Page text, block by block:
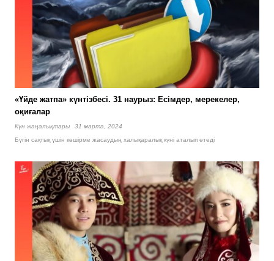
«Үйде жатпа» күнтізбесі. 31 наурыз: Есімдер, мерекелер,
оқиғалар
Күн жаңалықтары
31 марта, 2024
Бүгін сақтық үшін көшірме жасаудың халықаралық күні аталып өтеді